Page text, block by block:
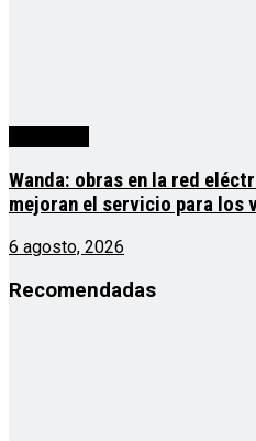
Wanda: obras en la red
mejoran el servicio para los
6 agosto, 2026
Recomendadas